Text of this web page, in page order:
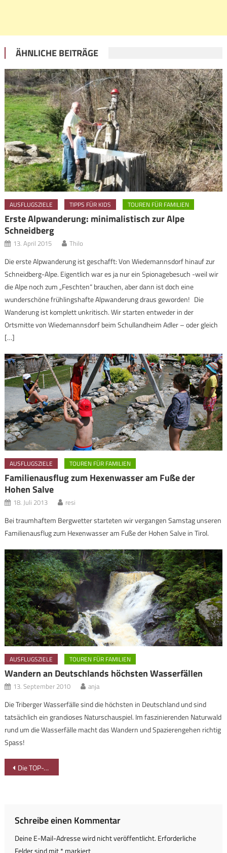
ÄHNLICHE BEITRÄGE
AUSFLUGSZIELE TIPPS FÜR KIDS TOUREN FÜR FAMILIEN
Erste Alpwanderung: minimalistisch zur Alpe
Schneidberg
13. April 2015 Thilo
Die erste Alpwanderung ist geschafft: Von Wiedemannsdorf hinauf zur
Schneidberg-Alpe. Eigentlich war es ja nur ein Spionagebesuch -weil wir
die Alpe noch zum „Feschten“ brauchen, aber dann ist doch eine
wunderschöne frühlingshafte Alpwanderung draus geworden! Die
Wanderung ist komplett unkritisch. Wir starten entweder in der
Ortsmitte von Wiedemannsdorf beim Schullandheim Adler – oder gleich
[…]
AUSFLUGSZIELE TOUREN FÜR FAMILIEN
Familienausflug zum Hexenwasser am Fuße der
Hohen Salve
18. Juli 2013 resi
Bei traumhaftem Bergwetter starteten wir vergangen Samstag unseren
Familienausflug zum Hexenwasser am Fuße der Hohen Salve in Tirol.
AUSFLUGSZIELE TOUREN FÜR FAMILIEN
Wandern an Deutschlands höchsten Wasserfällen
13. September 2010 anja
Die Triberger Wasserfälle sind die höchsten in Deutschland und sind
tatsächlich ein grandioses Naturschauspiel. Im faszinierenden Naturwald
rund um die Wasserfälle macht das Wandern und Spazierengehen richtig
Spass!
Beitragsnavigation
Die TOP-Tour für Familien im Allgäu!
Schreibe einen Kommentar
Deine E-Mail-Adresse wird nicht veröffentlicht. Erforderliche
Felder sind mit*markiert